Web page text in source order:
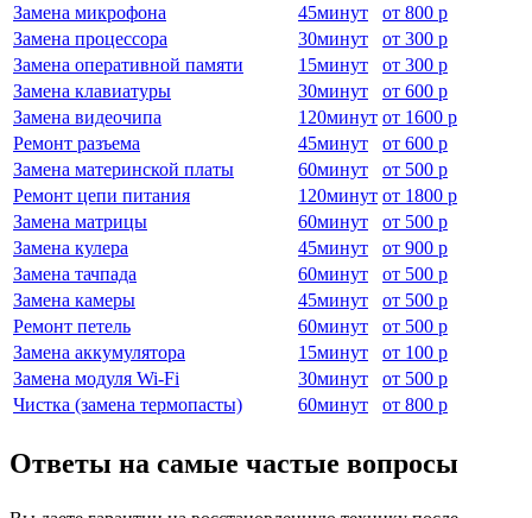
Замена микрофона
45минут от 800 р
Замена процессора
30минут от 300 р
Замена оперативной памяти
15минут от 300 р
Замена клавиатуры
30минут от 600 р
Замена видеочипа
120минут от 1600 р
Ремонт разъема
45минут от 600 р
Замена материнской платы
60минут от 500 р
Ремонт цепи питания
120минут от 1800 р
Замена матрицы
60минут от 500 р
Замена кулера
45минут от 900 р
Замена тачпада
60минут от 500 р
Замена камеры
45минут от 500 р
Ремонт петель
60минут от 500 р
Замена аккумулятора
15минут от 100 р
Замена модуля Wi-Fi
30минут от 500 р
Чистка (замена термопасты)
60минут от 800 р
Ответы на самые частые вопросы